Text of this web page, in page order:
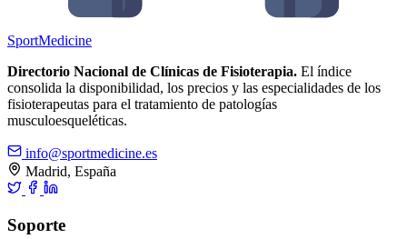
SportMedicine
Directorio Nacional de Clínicas de Fisioterapia. El índice
consolida la disponibilidad, los precios y las especialidades de los
fisioterapeutas para el tratamiento de patologías
musculoesqueléticas.
info@sportmedicine.es
Madrid, España
Soporte